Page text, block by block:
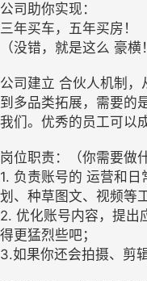
公司助你实现：
三年买车，五年买房！
（没错，就是这么 豪横
公司建立 合伙人机制
到多品类拓展，需要的
我们。优秀的员工可以
岗位职责：（你需要做
1. 负责账号的 运营和
划、种草图文、视频等
2. 优化账号内容，提出
得更猛烈些吧；
3.如果你还会拍摄、剪